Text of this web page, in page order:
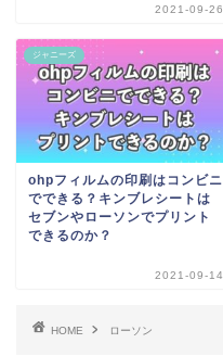
2021-09-26
ジャニーズ
ohpフィルムの印刷はコンビニ
でできる？キンブレシートは
セブンやローソンでプリント
できるのか？
2021-09-14
HOME ローソン